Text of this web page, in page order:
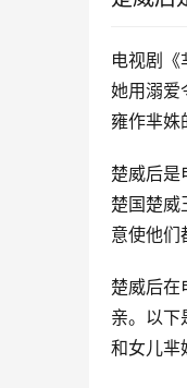
电视剧《
她用溺爱
雍作芈姝
楚威后是
楚国楚威
意使他们
楚威后在
亲。以下
和女儿芈